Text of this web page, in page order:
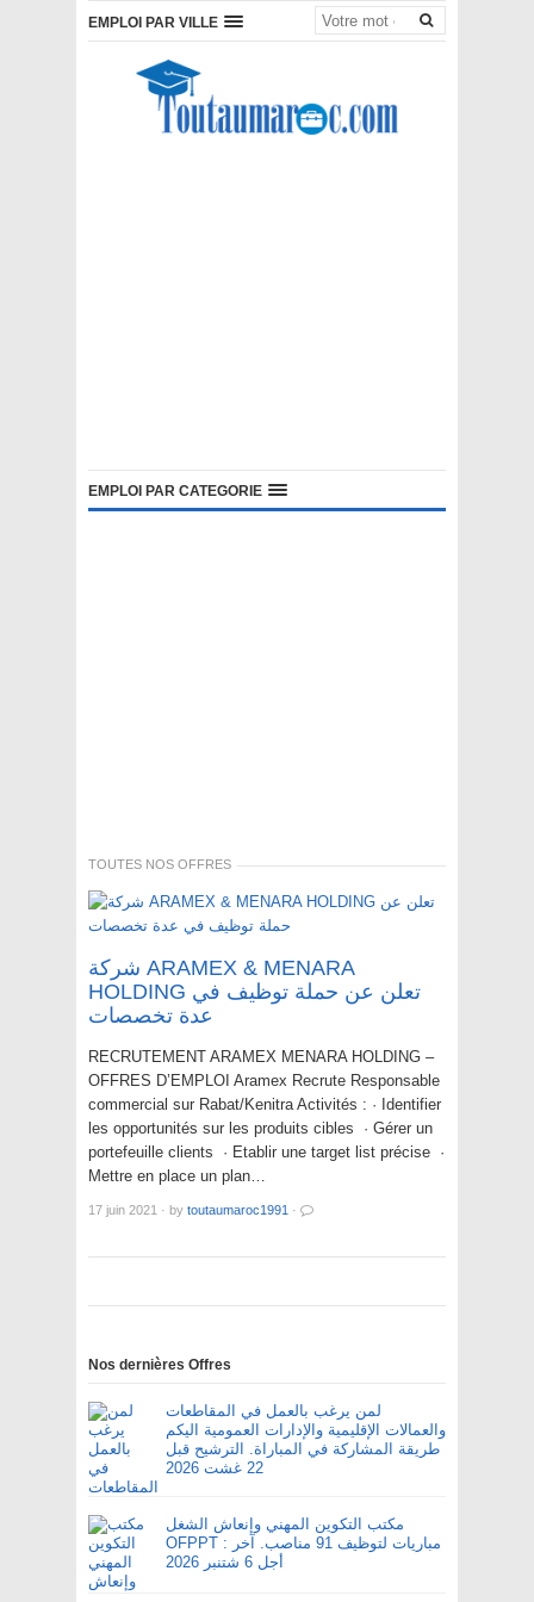
EMPLOI PAR VILLE
EMPLOI PAR CATEGORIE
TOUTES NOS OFFRES
شركة ARAMEX & MENARA
HOLDING تعلن عن حملة توظيف في
عدة تخصصات
RECRUTEMENT ARAMEX MENARA HOLDING –
OFFRES D’EMPLOI Aramex Recrute Responsable
commercial sur Rabat/Kenitra Activités : · Identifier
les opportunités sur les produits cibles · Gérer un
portefeuille clients · Etablir une target list précise ·
Mettre en place un plan…
17 juin 2021 · by toutaumaroc1991 ·
Nos dernières Offres
لمن يرغب بالعمل في المقاطعات
والعمالات الإقليمية والإدارات العمومية اليكم
طريقة المشاركة في المباراة. الترشيح قبل
22 غشت 2026
مكتب التكوين المهني وإنعاش الشغل
OFPPT : مباريات لتوظيف 91 مناصب. آخر
أجل 6 شتنبر 2026